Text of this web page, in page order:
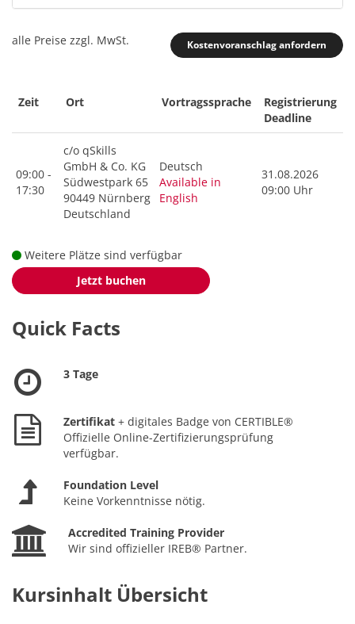
Kostenvoranschlag anfordern
alle Preise zzgl. MwSt.
Zeit Ort Vortragssprache
Registrierung
Deadline
09:00 -
17:30
c/o qSkills
GmbH & Co. KG
Südwestpark 65
90449 Nürnberg
Deutschland
Deutsch
Available in
English
31.08.2026
09:00 Uhr
Weitere Plätze sind verfügbar
Jetzt buchen
Quick Facts
3 Tage
Zertifikat + digitales Badge von CERTIBLE®
Offizielle Online-Zertifizierungsprüfung
verfügbar.
Foundation Level
Keine Vorkenntnisse nötig.
Accredited Training Provider
Wir sind offizieller IREB® Partner.
Kursinhalt Übersicht